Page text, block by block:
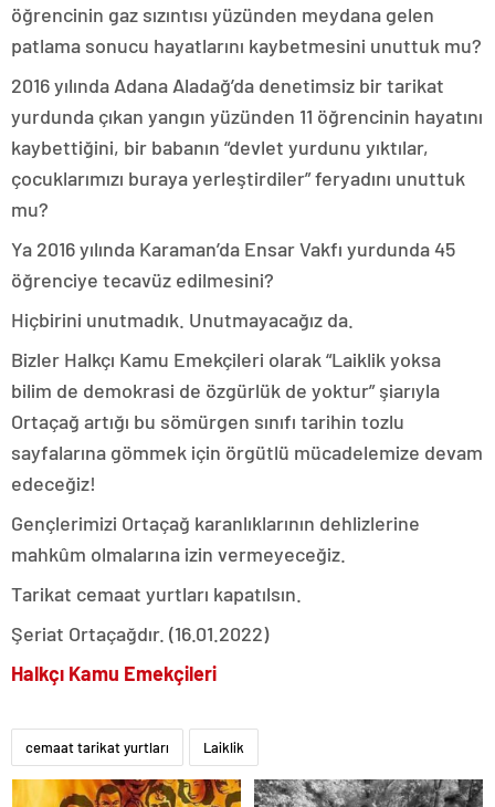
öğrencinin gaz sızıntısı yüzünden meydana gelen
patlama sonucu hayatlarını kaybetmesini unuttuk mu?
2016 yılında Adana Aladağ’da denetimsiz bir tarikat
yurdunda çıkan yangın yüzünden 11 öğrencinin hayatını
kaybettiğini, bir babanın “devlet yurdunu yıktılar,
çocuklarımızı buraya yerleştirdiler” feryadını unuttuk
mu?
Ya 2016 yılında Karaman’da Ensar Vakfı yurdunda 45
öğrenciye tecavüz edilmesini?
Hiçbirini unutmadık. Unutmayacağız da.
Bizler Halkçı Kamu Emekçileri olarak “Laiklik yoksa
bilim de demokrasi de özgürlük de yoktur” şiarıyla
Ortaçağ artığı bu sömürgen sınıfı tarihin tozlu
sayfalarına gömmek için örgütlü mücadelemize devam
edeceğiz!
Gençlerimizi Ortaçağ karanlıklarının dehlizlerine
mahkûm olmalarına izin vermeyeceğiz.
Tarikat cemaat yurtları kapatılsın.
Şeriat Ortaçağdır. (16.01.2022)
Halkçı Kamu Emekçileri
cemaat tarikat yurtları Laiklik